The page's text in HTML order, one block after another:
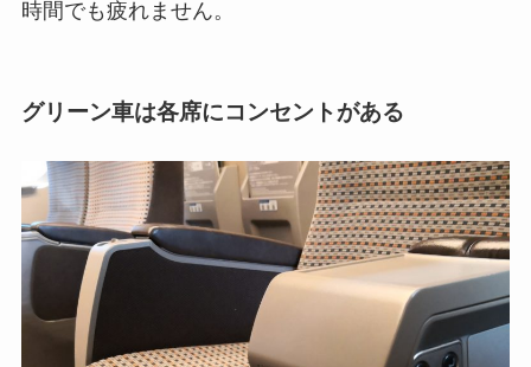
時間でも疲れません。
グリーン車は各席にコンセントがある